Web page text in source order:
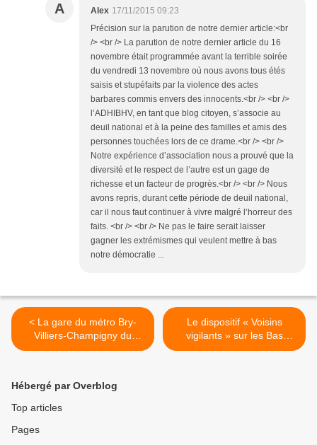
A Alex 17/11/2015 09:23
Précision sur la parution de notre dernier article:<br
/> <br /> La parution de notre dernier article du 16
novembre était programmée avant la terrible soirée
du vendredi 13 novembre où nous avons tous étés
saisis et stupéfaits par la violence des actes
barbares commis envers des innocents.<br /> <br />
l’ADHIBHV, en tant que blog citoyen, s’associe au
deuil national et à la peine des familles et amis des
personnes touchées lors de ce drame.<br /> <br />
Notre expérience d’association nous a prouvé que la
diversité et le respect de l’autre est un gage de
richesse et un facteur de progrès.<br /> <br /> Nous
avons repris, durant cette période de deuil national,
car il nous faut continuer à vivre malgré l’horreur des
faits. <br /> <br /> Ne pas le faire serait laisser
gagner les extrémismes qui veulent mettre à bas
notre démocratie ...
< La gare du métro Bry-
Villiers-Champigny du
Grand Paris menacée ?
Le dispositif « Voisins
vigilants » sur les Bas
Heurts ! >
Hébergé par Overblog
Top articles
Pages